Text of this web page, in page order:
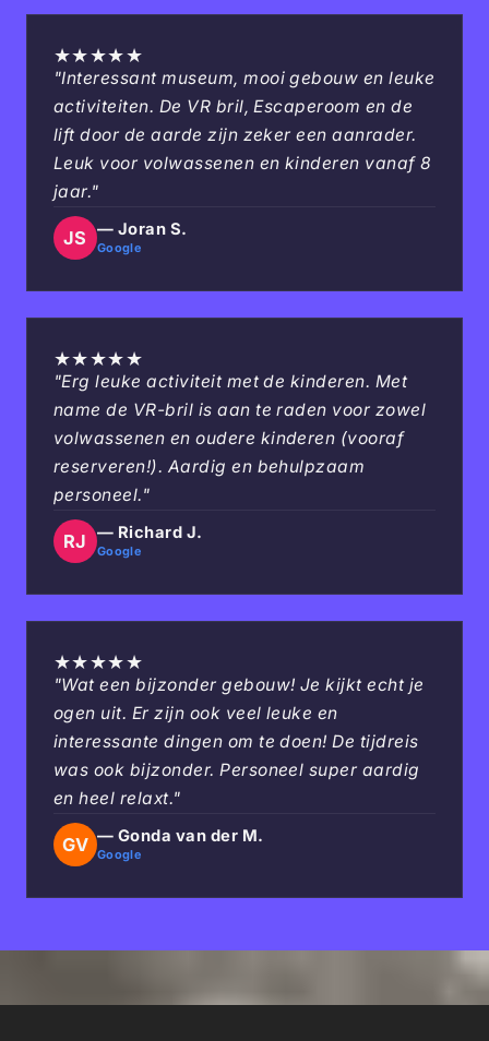
★★★★★
"Interessant museum, mooi gebouw en leuke
activiteiten. De VR bril, Escaperoom en de
lift door de aarde zijn zeker een aanrader.
Leuk voor volwassenen en kinderen vanaf 8
jaar."
JS — Joran S.
Google
★★★★★
"Erg leuke activiteit met de kinderen. Met
name de VR-bril is aan te raden voor zowel
volwassenen en oudere kinderen (vooraf
reserveren!). Aardig en behulpzaam
personeel."
RJ — Richard J.
Google
★★★★★
"Wat een bijzonder gebouw! Je kijkt echt je
ogen uit. Er zijn ook veel leuke en
interessante dingen om te doen! De tijdreis
was ook bijzonder. Personeel super aardig
en heel relaxt."
GV — Gonda van der M.
Google